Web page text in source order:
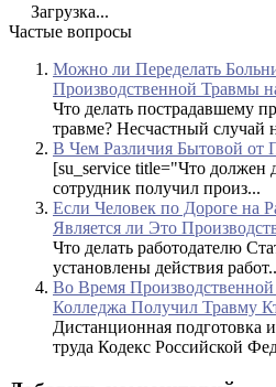
Загрузка...
Частые вопросы
Можно ли Переделать
Производственной Травмы
Что делать пострадавшему
травме? Несчастный случай
В Чем Различия Бытовой от
[su_service title="Что должен
сотрудник получил произ...
Если Человек по Дороге на
Является ли Это
Что делать работодателю
установлены действия
Во Время
Колледжа Получил Травму
Дистанционная подготовка
труда Кодекс Российской